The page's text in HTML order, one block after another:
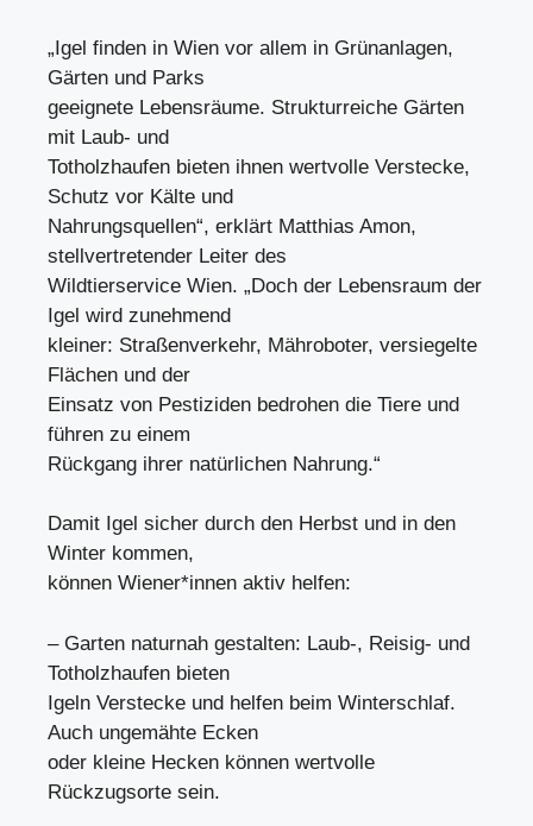
„Igel finden in Wien vor allem in Grünanlagen,
Gärten und Parks
geeignete Lebensräume. Strukturreiche Gärten
mit Laub- und
Totholzhaufen bieten ihnen wertvolle Verstecke,
Schutz vor Kälte und
Nahrungsquellen“, erklärt Matthias Amon,
stellvertretender Leiter des
Wildtierservice Wien. „Doch der Lebensraum der
Igel wird zunehmend
kleiner: Straßenverkehr, Mähroboter, versiegelte
Flächen und der
Einsatz von Pestiziden bedrohen die Tiere und
führen zu einem
Rückgang ihrer natürlichen Nahrung.“
Damit Igel sicher durch den Herbst und in den
Winter kommen,
können Wiener*innen aktiv helfen:
– Garten naturnah gestalten: Laub-, Reisig- und
Totholzhaufen bieten
Igeln Verstecke und helfen beim Winterschlaf.
Auch ungemähte Ecken
oder kleine Hecken können wertvolle
Rückzugsorte sein.